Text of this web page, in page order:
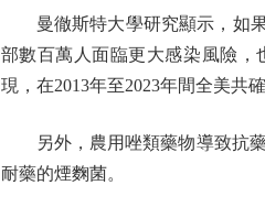
曼徹斯特大學研究顯示，如果
部數百萬人面臨更大感染風險，
現，在2013年至2023年間全美共
另外，農用唑類藥物導致抗藥
耐藥的煙麴菌。